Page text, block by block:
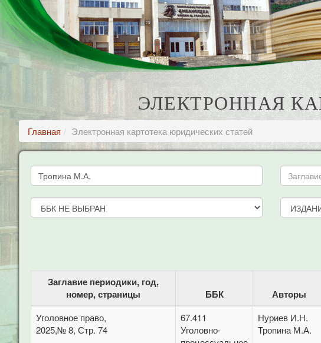
ЭЛЕКТРОННАЯ
Главная Электронная картотека юридических статей
Заглавие периодики, год,
номер, страницы
ББК Авторы
Уголовное право,
2025,№ 8, Стр. 74
67.411
Уголовно-
Нуриев И.Н.
Тропина М.А.